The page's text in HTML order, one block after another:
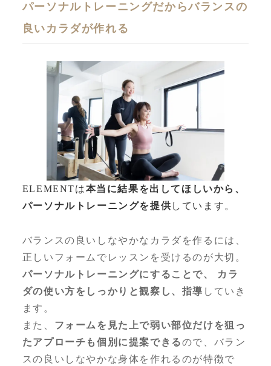
パーソナルトレーニングだからバランスの
良いカラダが作れる
ELEMENTは本当に結果を出してほしいから、
パーソナルトレーニングを提供 しています。
バランスの良いしなやかなカラダを作るには、
正しいフォームでレッスンを受けるのが大切。
パーソナルトレーニングにすることで、 カラ
ダの使い方をしっかりと観察し、指導 していき
ます。
また、 フォームを見た上で弱い部位だけを狙っ
たアプローチも個別に提案できるので、バラン
スの良いしなやかな身体を作れるのが特徴で